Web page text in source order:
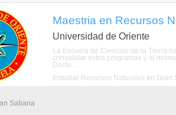
Maestria en Recursos
Universidad de Oriente
La Escuela de Ciencias de la Tierra
consolidar estos programas y al
Docto ...
Estudiar Recursos Naturales en Gran
Sabana